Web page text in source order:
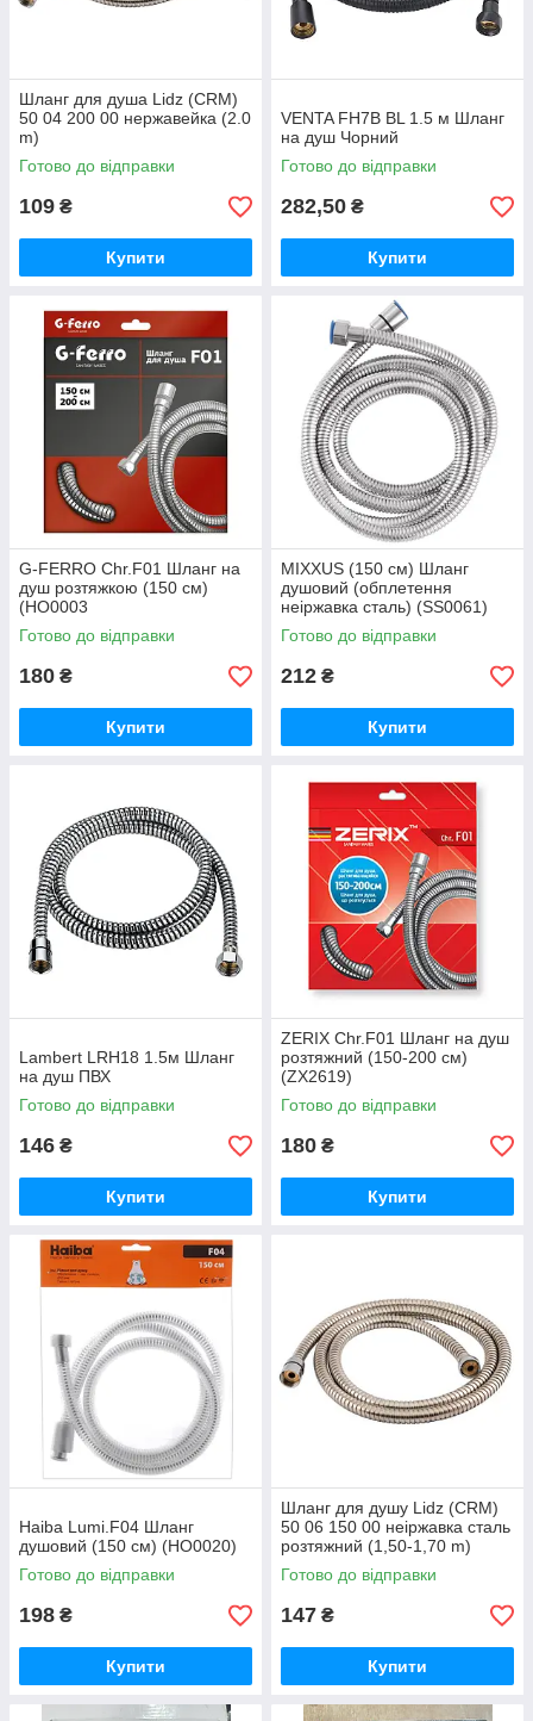
Шланг для душа Lidz (CRM)
50 04 200 00 нержавейка (2.0
m)
Готово до відправки
109 ₴
Купити
VENTA FH7B BL 1.5 м Шланг
на душ Чорний
Готово до відправки
282,50 ₴
Купити
G-FERRO Chr.F01 Шланг на
душ розтяжкою (150 см)
(HO0003
Готово до відправки
180 ₴
Купити
MIXXUS (150 см) Шланг
душовий (обплетення
неіржавка сталь) (SS0061)
Готово до відправки
212 ₴
Купити
Lambert LRH18 1.5м Шланг
на душ ПВХ
Готово до відправки
146 ₴
Купити
ZERIX Chr.F01 Шланг на душ
розтяжний (150-200 см)
(ZX2619)
Готово до відправки
180 ₴
Купити
Haiba Lumi.F04 Шланг
душовий (150 см) (HO0020)
Готово до відправки
198 ₴
Купити
Шланг для душу Lidz (CRM)
50 06 150 00 неіржавка сталь
розтяжний (1,50-1,70 m)
Готово до відправки
147 ₴
Купити